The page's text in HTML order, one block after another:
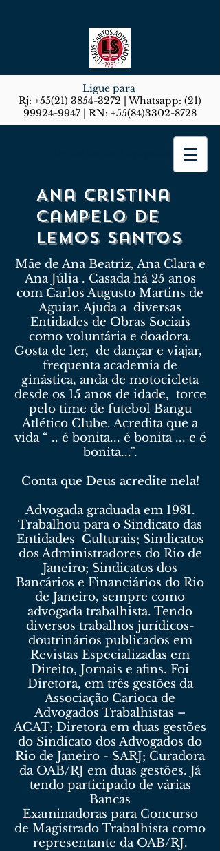
Ligue para
Rj: +55(21) 3854-3272 | Whatsapp: (21)
99924-9947 | RN: +55(84)3302-8728
Ana Cristina
Campelo de
Lemos Santos
Mãe de Ana Beatriz, Ana Clara e
Ana Júlia . Casada há 25 anos
com Carlos Augusto Martins de
Aguiar. Ajuda a diversas
Entidades de Obras Sociais
como voluntária e doadora.
Gosta de ler, de dançar e viajar,
frequenta academia de
ginástica, anda de motocicleta
desde os 15 anos de idade, torce
pelo time de futebol Bangu
Atlético Clube. Acredita que a
vida “ .. é bonita... é bonita ... e é
bonita...”.
Conta que Deus acredite nela!
Advogada graduada em 1981.
Trabalhou para o Sindicato das
Entidades Culturais; Sindicatos
dos Administradores do Rio de
Janeiro; Sindicatos dos
Bancários e Financiários do Rio
de Janeiro, sempre como
advogada trabalhista. Tendo
diversos trabalhos jurídicos-
doutrinários publicados em
Revistas Especializadas em
Direito, Jornais e afins. Foi
Diretora, em três gestões da
Associação Carioca de
Advogados Trabalhistas –
ACAT; Diretora em duas gestões
do Sindicato dos Advogados do
Rio de Janeiro - SARJ; Curadora
da OAB/RJ em duas gestões. Já
tendo participado de várias
Bancas
Examinadoras para Concurso
de Magistrado Trabalhista como
representante da OAB/RJ.